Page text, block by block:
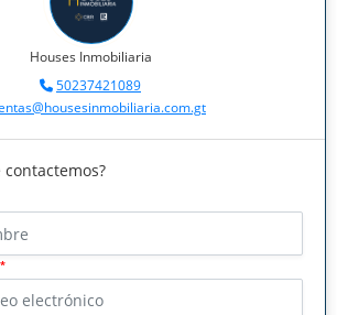
Houses Inmobiliaria
50237421089
*